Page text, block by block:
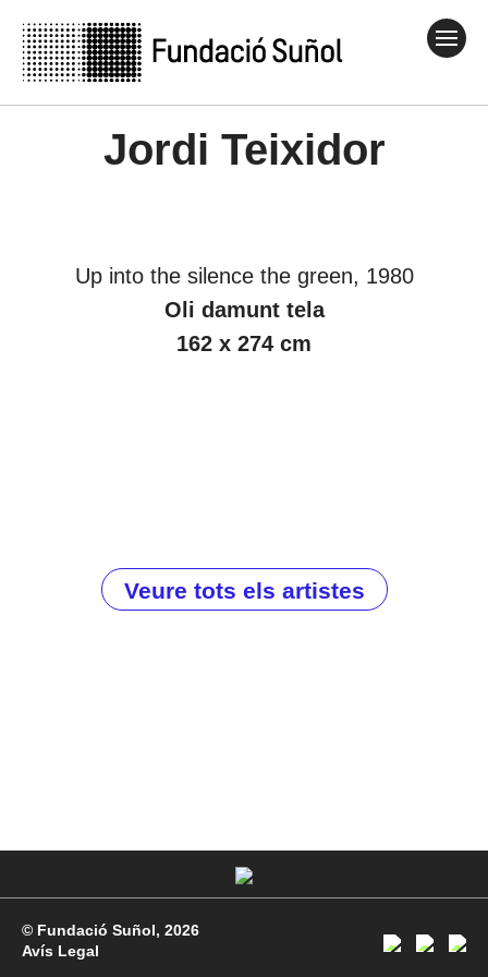
Jordi Teixidor
Up into the silence the green, 1980
Oli damunt tela
162 x 274 cm
Veure tots els artistes
© Fundació Suñol, 2026
Avís Legal